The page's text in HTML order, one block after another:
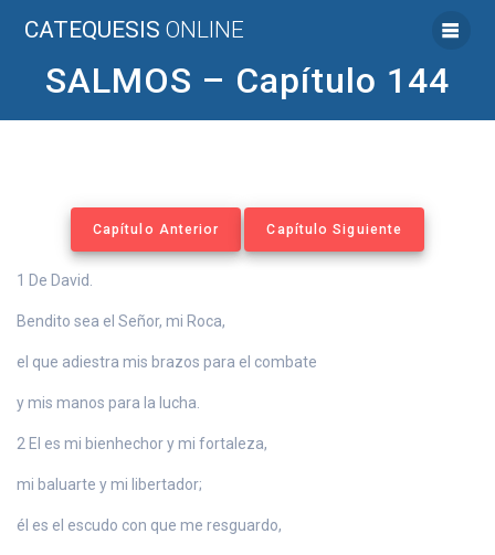
CATEQUESIS ONLINE
SALMOS – Capítulo 144
Capítulo Anterior Capítulo Siguiente
1 De David.
Bendito sea el Señor, mi Roca,
el que adiestra mis brazos para el combate
y mis manos para la lucha.
2 El es mi bienhechor y mi fortaleza,
mi baluarte y mi libertador;
él es el escudo con que me resguardo,